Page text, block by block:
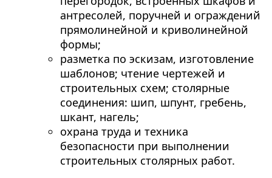
антресолей, поручней и ограждений
прямолинейной и криволинейной
формы;
разметка по эскизам, изготовление
шаблонов; чтение чертежей и
строительных схем; столярные
соединения: шип, шпунт, гребень,
шкант, нагель;
охрана труда и техника
безопасности при выполнении
строительных столярных работ.